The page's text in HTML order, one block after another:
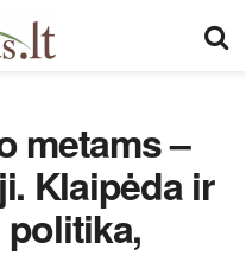
metams –
Klaipėda ir